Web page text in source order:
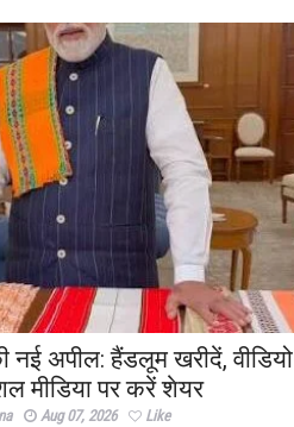
नई अपील: हैंडलूम खरीदें, वीडियो
मीडिया पर करें शेयर
Aug 07, 2026 Like